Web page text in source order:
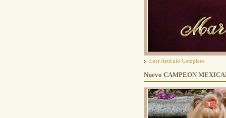
Leer Artículo Completo
Nuevo CAMPEON